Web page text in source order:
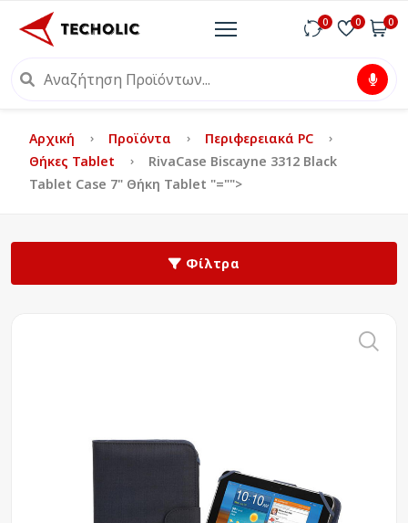
0 0 0
Αρχική Προϊόντα
Περιφερειακά PC
Θήκες Tablet
RivaCase Biscayne 3312 Black
Tablet Case 7" Θήκη Tablet "="">
Φίλτρα